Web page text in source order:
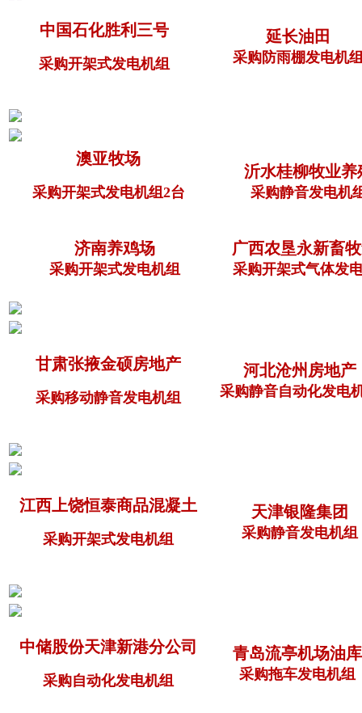
中国石化胜利三号
采购开架式发电机组
延长油田
采购防雨棚发电机
澳亚牧场
采购开架式发电机组2台
沂水桂柳牧业养
采购静音发电机
济南养鸡场
采购开架式发电机组
广西农垦永新畜牧
采购开架式气体发
甘肃张掖金硕房地产
采购移动静音发电机组
河北沧州房地产
采购静音自动化发电
江西上饶恒泰商品混凝土
采购开架式发电机组
天津银隆集团
采购静音发电机组
中储股份天津新港分公司
采购自动化发电机组
青岛流亭机场油库
采购拖车发电机组